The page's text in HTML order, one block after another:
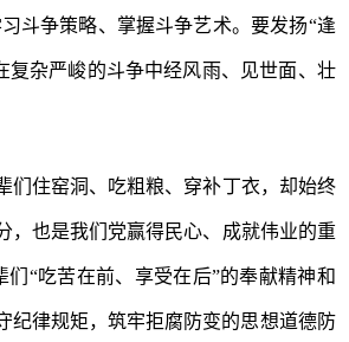
斗争策略、掌握斗争艺术。要发扬“逢
复杂严峻的斗争中经风雨、见世面、壮
们住窑洞、吃粗粮、穿补丁衣，却始终
，也是我们党赢得民心、成就伟业的重
“吃苦在前、享受在后”的奉献精神和
纪律规矩，筑牢拒腐防变的思想道德防